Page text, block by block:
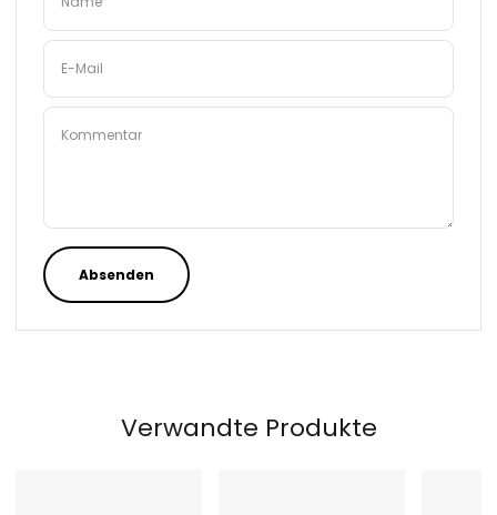
E-Mail
Kommentar
Absenden
Verwandte Produkte